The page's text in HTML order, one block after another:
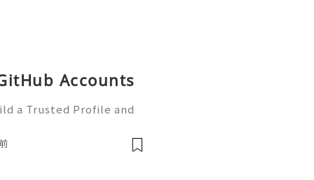
Accounts
a Trusted Profile and
and collabo